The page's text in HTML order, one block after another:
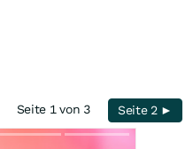
Seite 1 von 3 Seite 2 ►